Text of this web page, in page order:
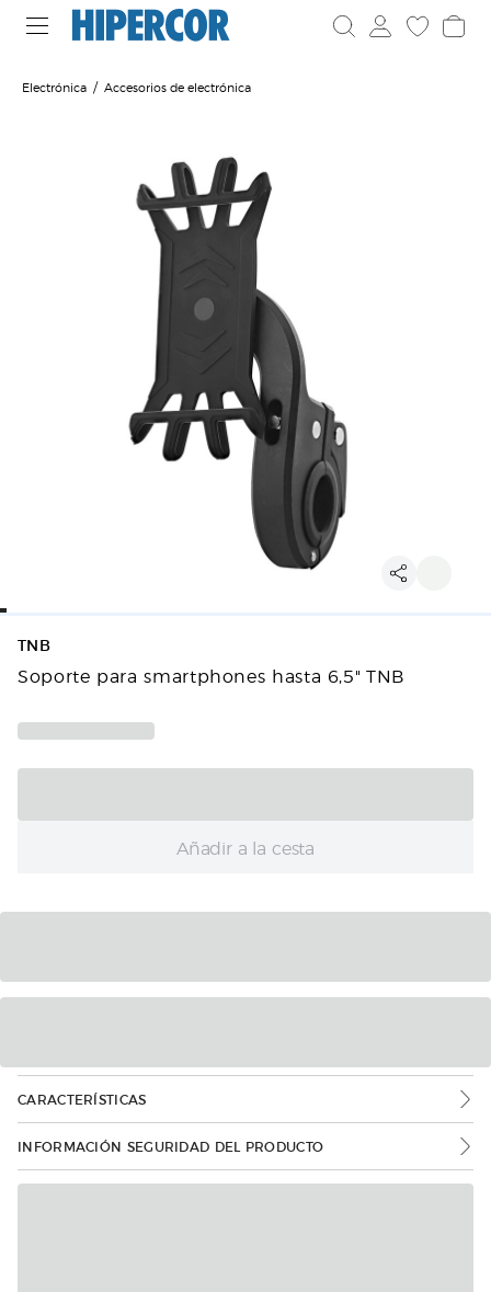
Electrónica Accesorios de electrónica
TNB
Soporte para smartphones hasta 6,5" TNB
Añadir a la cesta
CARACTERÍSTICAS
INFORMACIÓN SEGURIDAD DEL PRODUCTO